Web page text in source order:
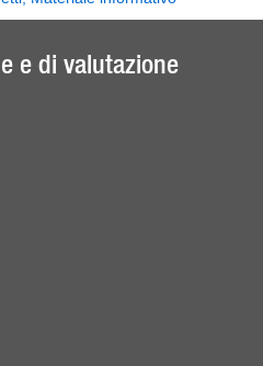
e di valutazione